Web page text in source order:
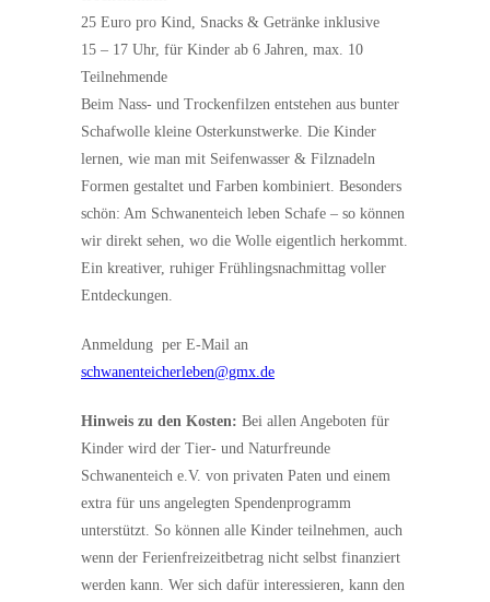
25 Euro pro Kind, Snacks & Getränke inklusive
15 – 17 Uhr, für Kinder ab 6 Jahren, max. 10
Teilnehmende
Beim Nass- und Trockenfilzen entstehen aus bunter
Schafwolle kleine Osterkunstwerke. Die Kinder
lernen, wie man mit Seifenwasser & Filznadeln
Formen gestaltet und Farben kombiniert. Besonders
schön: Am Schwanenteich leben Schafe – so können
wir direkt sehen, wo die Wolle eigentlich herkommt.
Ein kreativer, ruhiger Frühlingsnachmittag voller
Entdeckungen.
Anmeldung per E-Mail an
schwanenteicherleben@gmx.de
Hinweis zu den Kosten: Bei allen Angeboten für
Kinder wird der Tier- und Naturfreunde
Schwanenteich e.V. von privaten Paten und einem
extra für uns angelegten Spendenprogramm
unterstützt. So können alle Kinder teilnehmen, auch
wenn der Ferienfreizeitbetrag nicht selbst finanziert
werden kann. Wer sich dafür interessieren, kann den